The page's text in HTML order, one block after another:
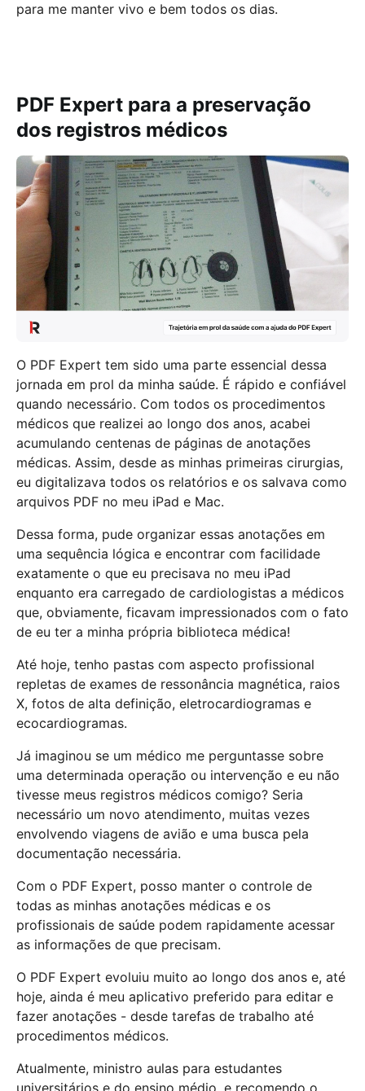
para me manter vivo e bem todos os dias.
PDF Expert para a preservação
dos registros médicos
O PDF Expert tem sido uma parte essencial dessa
jornada em prol da minha saúde. É rápido e confiável
quando necessário. Com todos os procedimentos
médicos que realizei ao longo dos anos, acabei
acumulando centenas de páginas de anotações
médicas. Assim, desde as minhas primeiras cirurgias,
eu digitalizava todos os relatórios e os salvava como
arquivos PDF no meu iPad e Mac.
Dessa forma, pude organizar essas anotações em
uma sequência lógica e encontrar com facilidade
exatamente o que eu precisava no meu iPad
enquanto era carregado de cardiologistas a médicos
que, obviamente, ficavam impressionados com o fato
de eu ter a minha própria biblioteca médica!
Até hoje, tenho pastas com aspecto profissional
repletas de exames de ressonância magnética, raios
X, fotos de alta definição, eletrocardiogramas e
ecocardiogramas.
Já imaginou se um médico me perguntasse sobre
uma determinada operação ou intervenção e eu não
tivesse meus registros médicos comigo? Seria
necessário um novo atendimento, muitas vezes
envolvendo viagens de avião e uma busca pela
documentação necessária.
Com o PDF Expert, posso manter o controle de
todas as minhas anotações médicas e os
profissionais de saúde podem rapidamente acessar
as informações de que precisam.
O PDF Expert evoluiu muito ao longo dos anos e, até
hoje, ainda é meu aplicativo preferido para editar e
fazer anotações - desde tarefas de trabalho até
procedimentos médicos.
Atualmente, ministro aulas para estudantes
universitários e do ensino médio, e recomendo o